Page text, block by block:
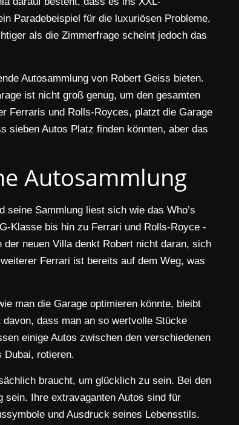
Paradebeispiel für die luxuriösen Probleme,
als die Zimmerfrage scheint jedoch das
Autosammlung von Robert Geiss bieten.
ist nicht groß genug, um den gesamten
Ferraris und Rolls-Royces, platzt die Garage
sieben Autos Platz finden könnten, aber das
Autosammlung
seine Sammlung liest sich wie das Who’s
Klasse bis hin zu Ferrari und Rolls-Royce -
neuen Villa denkt Robert nicht daran, sich
Ferrari ist bereits auf dem Weg, was
man die Garage optimieren könnte, bleibt
dass man an so wertvolle Stücke
einige Autos zwischen den verschiedenen
Dubai, rotieren.
braucht, um glücklich zu sein. Bei den
Ihre extravaganten Autos sind für
und Ausdruck seines Lebensstils.